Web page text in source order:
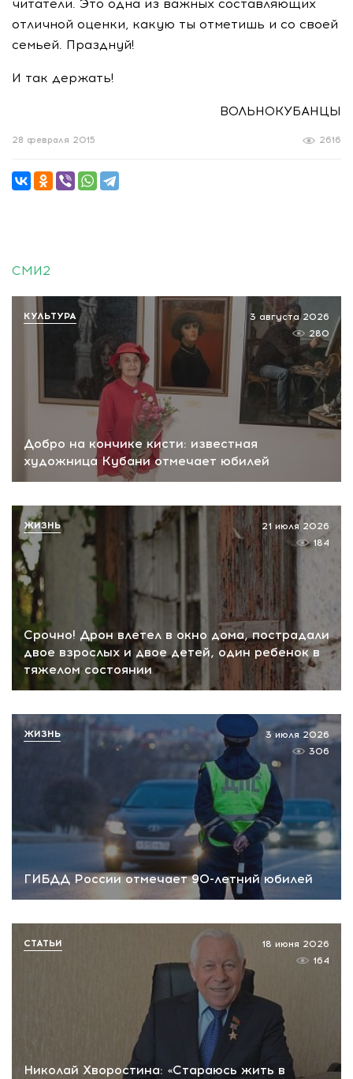
читатели. Это одна из важных составляющих
отличной оценки, какую ты отметишь и со своей
семьей. Празднуй!
И так держать!
ВОЛЬНОКУБАНЦЫ
2616
28 февраля 2015
СМИ2
Добро на кончике кисти: известная
художница Кубани отмечает юбилей
3 августа 2026
280
КУЛЬТУРА
Срочно! Дрон влетел в окно дома, пострадали
двое взрослых и двое детей, один ребенок в
тяжелом состоянии
21 июля 2026
184
ЖИЗНЬ
ГИБДД России отмечает 90-летний юбилей
3 июля 2026
306
ЖИЗНЬ
Николай Хворостина: «Стараюсь жить в
18 июня 2026
164
СТАТЬИ